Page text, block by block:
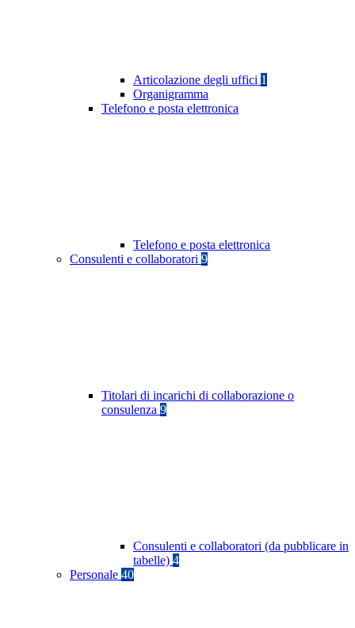
Articolazione degli uffici 1
Organigramma
Telefono e posta elettronica
Telefono e posta elettronica
Consulenti e collaboratori 9
Titolari di incarichi di collaborazione o
consulenza 9
Consulenti e collaboratori (da pubblicare in
tabelle) 4
Personale 40